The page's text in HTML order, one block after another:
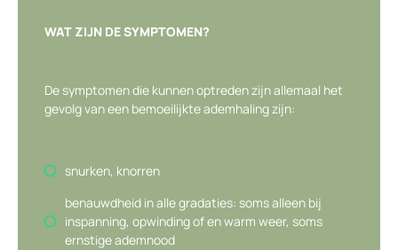
WAT ZIJN DE SYMPTOMEN?
De symptomen die kunnen optreden zijn allemaal het
gevolg van een bemoeilijkte ademhaling zijn:
snurken, knorren
benauwdheid in alle gradaties: soms alleen bij
inspanning, opwinding of en warm weer, soms
ernstige ademnood